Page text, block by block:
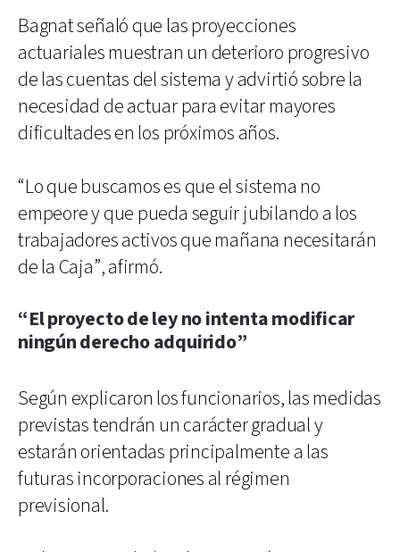
Bagnat señaló que las proyecciones
actuariales muestran un deterioro progresivo
de las cuentas del sistema y advirtió sobre la
necesidad de actuar para evitar mayores
dificultades en los próximos años.
“Lo que buscamos es que el sistema no
empeore y que pueda seguir jubilando a los
trabajadores activos que mañana necesitarán
de la Caja”, afirmó.
“El proyecto de ley no intenta modificar
ningún derecho adquirido”
Según explicaron los funcionarios, las medidas
previstas tendrán un carácter gradual y
estarán orientadas principalmente a las
futuras incorporaciones al régimen
previsional.